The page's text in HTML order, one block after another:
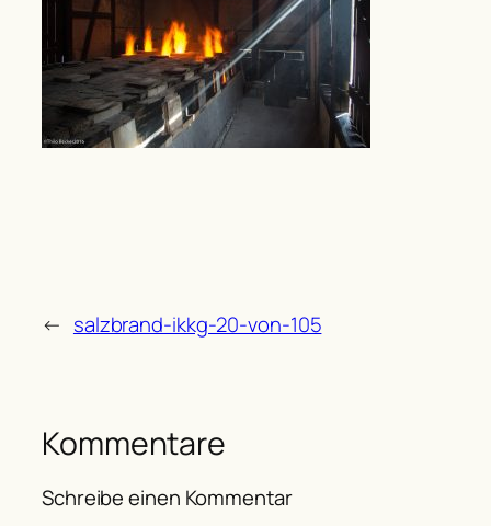
← salzbrand-ikkg-20-von-105
Kommentare
Schreibe einen Kommentar